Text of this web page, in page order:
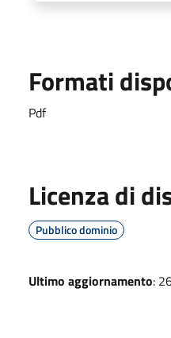
Formati
Pdf
Licenza di
Pubblico dominio
Ultimo aggiornamento: